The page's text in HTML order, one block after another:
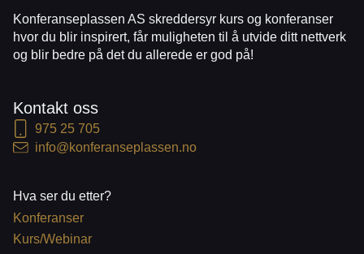
Konferanseplassen AS skreddersyr kurs og konferanser
hvor du blir inspirert, får muligheten til å utvide ditt nettverk
og blir bedre på det du allerede er god på!
Kontakt oss
975 25 705
info@konferanseplassen.no
Hva ser du etter?
Konferanser
Kurs/Webinar